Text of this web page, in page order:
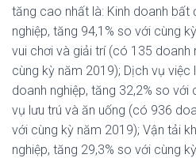
tăng cao nhất là: Kinh doanh bất
nghiệp, tăng 94,1% so với cùng
vui chơi và giải trí (có 135 doanh
cùng kỳ năm 2019); Dịch vụ
doanh nghiệp, tăng 32,2% so với
vụ lưu trú và ăn uống (có 936
với cùng kỳ năm 2019); Vận tải
nghiệp, tăng 29,3% so với cùng